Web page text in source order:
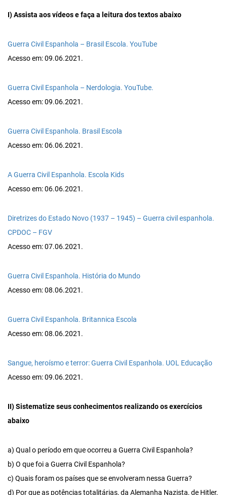
I) Assista aos vídeos e faça a leitura dos textos abaixo
Guerra Civil Espanhola – Brasil Escola. YouTube
Acesso em: 09.06.2021.
Guerra Civil Espanhola – Nerdologia. YouTube.
Acesso em: 09.06.2021.
Guerra Civil Espanhola. Brasil Escola
Acesso em: 06.06.2021.
A Guerra Civil Espanhola. Escola Kids
Acesso em: 06.06.2021.
Diretrizes do Estado Novo (1937 – 1945) – Guerra civil espanhola.
CPDOC – FGV
Acesso em: 07.06.2021.
Guerra Civil Espanhola. História do Mundo
Acesso em: 08.06.2021.
Guerra Civil Espanhola. Britannica Escola
Acesso em: 08.06.2021.
Sangue, heroísmo e terror: Guerra Civil Espanhola. UOL Educação
Acesso em: 09.06.2021.
II) Sistematize seus conhecimentos realizando os exercícios
abaixo
a) Qual o período em que ocorreu a Guerra Civil Espanhola?
b) O que foi a Guerra Civil Espanhola?
c) Quais foram os países que se envolveram nessa Guerra?
d) Por que as potências totalitárias, da Alemanha Nazista, de Hitler,